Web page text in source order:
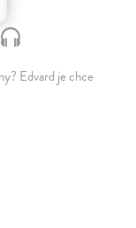
Edvard je chce